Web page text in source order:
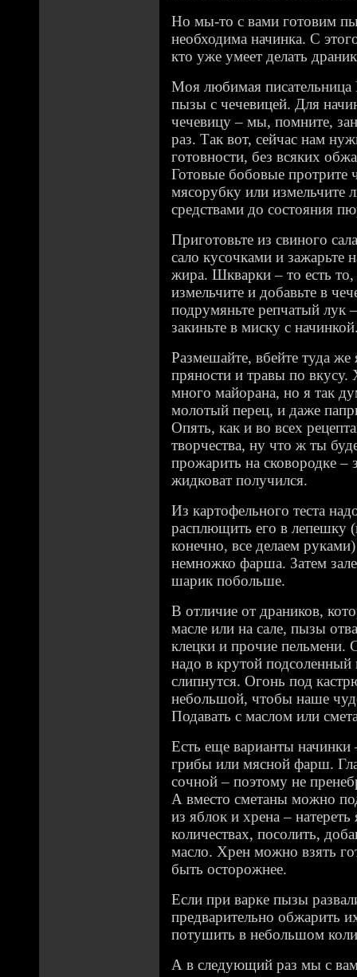
Но мы-то с вами готовим
необходима начинка. С
кто уже умеет делать
Моя любимая писательница
пызы с чечевицей. Для
чечевицу – мы, помните,
раз. Так вот, сейчас нам
готовности, без всяких
Готовые бобовые протрите
мясорубку или
средствами до состояния
Приготовьте из свиного
сало кусочками и зажарьте
жира. Шкварки – то есть то,
измельчите и добавьте в
подрумяньте репчатый лук
закиньте в миску с
Размешайте, вбейте туда же
пряности и травы по вкусу.
много майорана, но я так
молотый перец, и даже
Опять, как и во всех
творчества, ну что ж ты
прожарить на сковородке –
жидковат получился.
Из картофельного теста
расплющить его в лепешку
конечно, все делаем
немножко фарша. Затем
шарик побольше.
В отличие от драников,
масле или на сале, пызы
клецки и прочие пельмени.
надо в крутой
слипнутся. Огонь под
небольшой, чтобы наше
Подавать с маслом или
Есть еще варианты
грибы или мясной фарш.
сочной – поэтому не
А вместо сметаны можно
из яблок и хрена –
количествах, посолить,
масло. Хрен можно взять
быть осторожнее.
Если при варке пызы
предварительно обжарить
потушить в небольшом
А в следующий раз мы с